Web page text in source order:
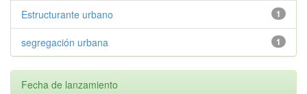
1
Estructurante urbano
1
segregación urbana
Fecha de lanzamiento